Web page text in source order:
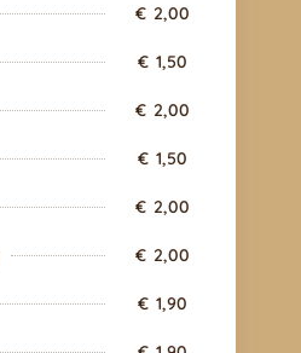
€ 2,00
€ 1,50
€ 2,00
€ 1,50
€ 2,00
€ 2,00
€ 1,90